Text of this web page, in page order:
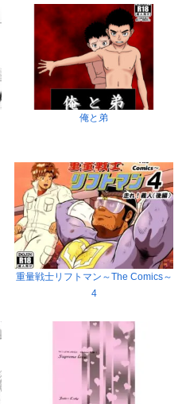
俺と弟
重量戦士リフトマン～The Comics～
4